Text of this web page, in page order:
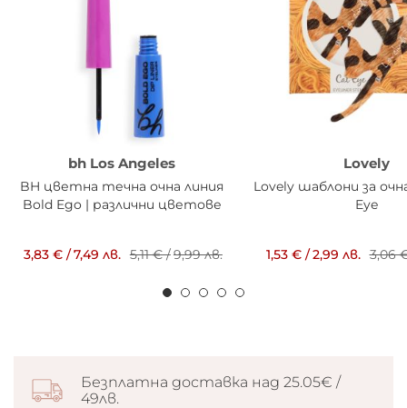
bh Los Angeles
BH цветна течна очна линия
Bold Ego | различни цветове
3,83 €/7,49 лв. 5,11 €/9,99 лв.
Lovely
Lovely шаблони за
Eye
1,53 €/2,99 лв. 3,06
Безплатна доставка над 25.05€ /
49лв.